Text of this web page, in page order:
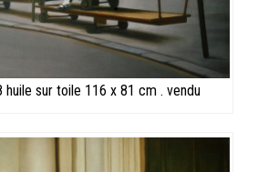
huile sur toile 116 x 81 cm . vendu